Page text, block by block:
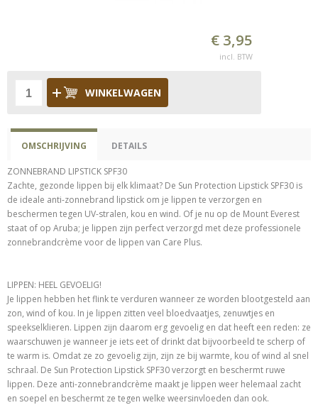
€ 3,95
incl. BTW
WINKELWAGEN
OMSCHRIJVING DETAILS
ZONNEBRAND LIPSTICK SPF30
Zachte, gezonde lippen bij elk klimaat? De Sun Protection Lipstick SPF30 is
de ideale anti-zonnebrand lipstick om je lippen te verzorgen en
beschermen tegen UV-stralen, kou en wind. Of je nu op de Mount Everest
staat of op Aruba; je lippen zijn perfect verzorgd met deze professionele
zonnebrandcrème voor de lippen van Care Plus.
LIPPEN: HEEL GEVOELIG!
Je lippen hebben het flink te verduren wanneer ze worden blootgesteld aan
zon, wind of kou. In je lippen zitten veel bloedvaatjes, zenuwtjes en
speekselklieren. Lippen zijn daarom erg gevoelig en dat heeft een reden: ze
waarschuwen je wanneer je iets eet of drinkt dat bijvoorbeeld te scherp of
te warm is. Omdat ze zo gevoelig zijn, zijn ze bij warmte, kou of wind al snel
schraal. De Sun Protection Lipstick SPF30 verzorgt en beschermt ruwe
lippen. Deze anti-zonnebrandcrème maakt je lippen weer helemaal zacht
en soepel en beschermt ze tegen welke weersinvloeden dan ook.